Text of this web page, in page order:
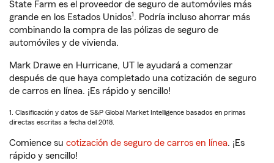
State Farm es el proveedor de seguro de automóviles más
grande en los Estados Unidos1. Podría incluso ahorrar más
combinando la compra de las pólizas de seguro de
automóviles y de vivienda.
Mark Drawe en Hurricane, UT le ayudará a comenzar
después de que haya completado una cotización de seguro
de carros en línea. ¡Es rápido y sencillo!
1. Clasificación y datos de S&P Global Market Intelligence basados en primas
directas escritas a fecha del 2018.
Comience su cotización de seguro de carros en línea. ¡Es
rápido y sencillo!